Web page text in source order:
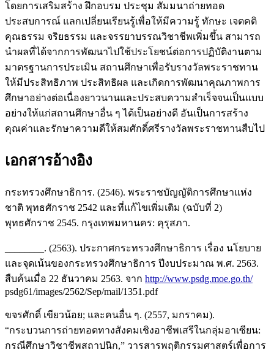
โดยการเสริมสร้าง ฝึกอบรม ประชุม สัมมนาถ่ายทอด
ประสบการณ์ แลกเปลี่ยนเรียนรู้เพื่อให้มีความรู้ ทักษะ เจตคติ
คุณธรรม จริยธรรม และจรรยาบรรณวิชาชีพเพิ่มขึ้น สามารถ
นำผลที่ได้จากการพัฒนาไปใช้ประโยชน์ต่อการปฏิบัติงานตาม
มาตรฐานการประเมิน สถานศึกษาเพื่อรับรางวัลพระราชทาน
ให้มีประสิทธิภาพ ประสิทธิผล และเกิดการพัฒนาคุณภาพการ
ศึกษาอย่างต่อเนื่องยาวนานและประสบความสำเร็จจนเป็นแบบ
อย่างให้แก่สถานศึกษาอื่น ๆ ได้เป็นอย่างดี อันเป็นการสร้าง
คุณค่าและรักษาความดีให้สมศักดิ์ศรีรางวัลพระราชทานสืบไป
เอกสารอ้างอิง
กระทรวงศึกษาธิการ. (2546). พระราชบัญญัติการศึกษาแห่ง
ชาติ พุทธศักราช 2542 และที่แก้ไขเพิ่มเติม (ฉบับที่ 2)
พุทธศักราช 2545. กรุงเทพมหานคร: คุรุสภา.
________. (2563). ประกาศกระทรวงศึกษาธิการ เรื่อง นโยบาย
และจุดเน้นของกระทรวงศึกษาธิการ ปีงบประมาณ พ.ศ. 2563.
สืบค้นเมื่อ 22 ธันวาคม 2563. จาก http://www.psdg.moe.go.th/
psdg61/images/2562/Sep/mail/1351.pdf
ขจรศักดิ์ เขียวน้อย; และคนอื่น ๆ. (2557, มกราคม).
“กระบวนการถ่ายทอดทางสังคมเชิงอาชีพเสรีในกลุ่มอาเซียน:
กรณีศึกษาวิชาชีพสถาปนิก,” วารสารพฤติกรรมศาสตร์เพื่อการ